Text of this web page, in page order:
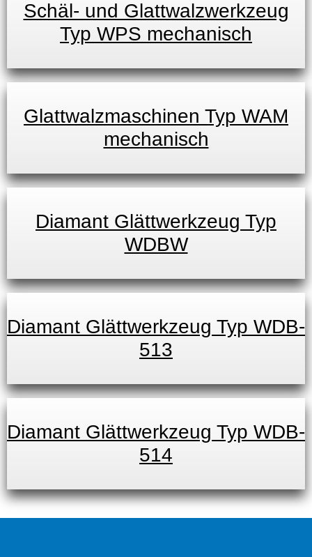
Schäl- und Glattwalzwerkzeug
Typ WPS mechanisch
Glattwalzmaschinen Typ WAM
mechanisch
Diamant Glättwerkzeug Typ
WDBW
Diamant Glättwerkzeug Typ WDB-
513
Diamant Glättwerkzeug Typ WDB-
514